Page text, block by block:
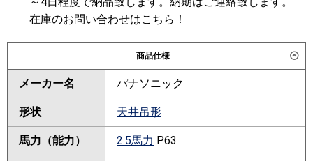
在庫のお問い合わせはこちら！
商品仕様
メーカー名 パナソニック
形状 天井吊形
馬力（能力） 2.5馬力 P63